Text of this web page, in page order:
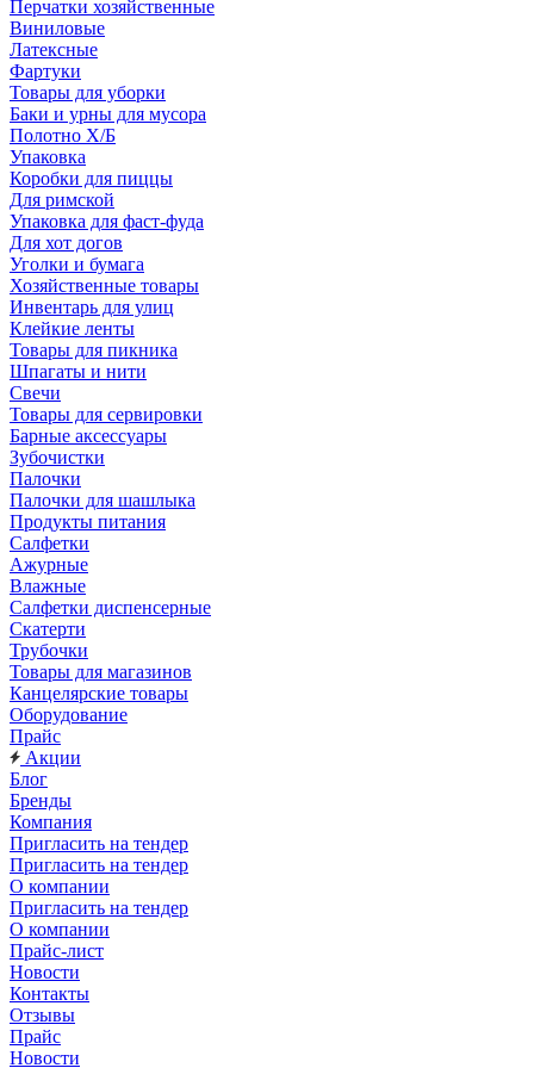
Перчатки хозяйственные
Виниловые
Латексные
Фартуки
Товары для уборки
Баки и урны для мусора
Полотно Х/Б
Упаковка
Коробки для пиццы
Для римской
Упаковка для фаст-фуда
Для хот догов
Уголки и бумага
Хозяйственные товары
Инвентарь для улиц
Клейкие ленты
Товары для пикника
Шпагаты и нити
Свечи
Товары для сервировки
Барные аксессуары
Зубочистки
Палочки
Палочки для шашлыка
Продукты питания
Салфетки
Ажурные
Влажные
Салфетки диспенсерные
Скатерти
Трубочки
Товары для магазинов
Канцелярские товары
Оборудование
Прайс
Акции
Блог
Бренды
Компания
Пригласить на тендер
Пригласить на тендер
О компании
Пригласить на тендер
О компании
Прайс-лист
Новости
Контакты
Отзывы
Прайс
Новости